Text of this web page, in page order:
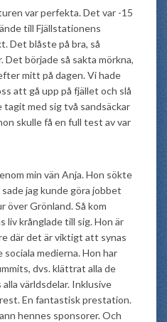
var perfekta. Det var -15
till Fjällstationens
Det blåste på bra, så
började så sakta mörkna,
mitt på dagen. Vi hade
att gå upp på fjället och slå
tagit med sig två sandsäckar
skulle få en full test av var
min vän Anja. Hon sökte
jag kunde göra jobbet
Grönland. Så kom
liv krånglade till sig. Hon är
där det är viktigt att synas
medierna. Hon har
dvs. klättrat alla de
världsdelar. Inklusive
En fantastisk prestation.
hennes sponsorer. Och